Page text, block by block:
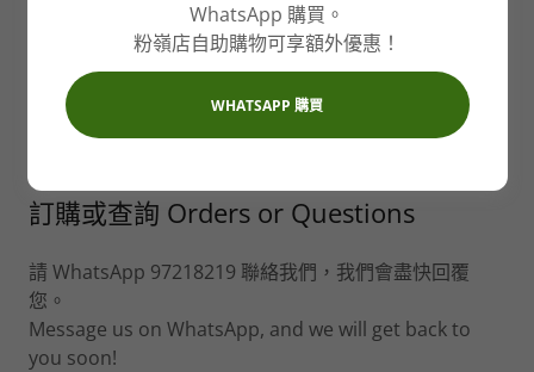
訂購或查詢 Orders or Questions
請 WhatsApp 97218219 聯絡我們，我們會盡快回覆
您。
Message us on WhatsApp, and we will get back to
you soon!
WhatsApp 購買。
粉嶺店自助購物可享額外優惠！
WHATSAPP 購買